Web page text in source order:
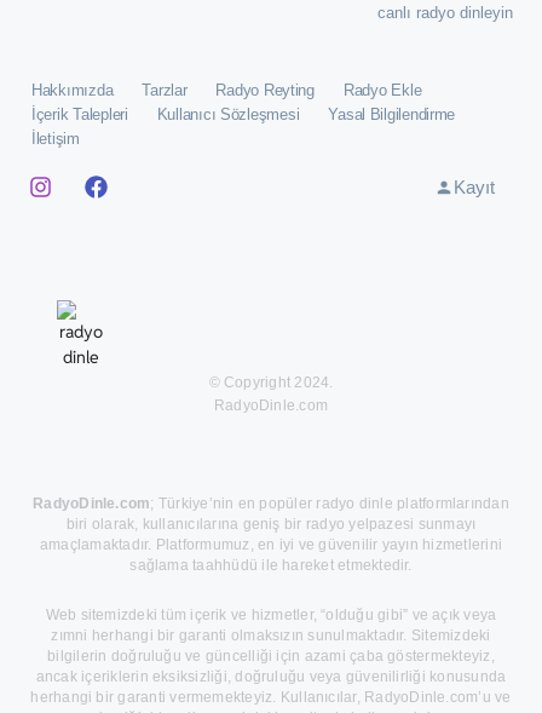
canlı radyo dinleyin
Hakkımızda Tarzlar Radyo Reyting
Radyo Ekle
İçerik Talepleri
Kullanıcı Sözleşmesi
Yasal Bilgilendirme
İletişim
Kayıt
© Copyright 2024.
RadyoDinle.com
RadyoDinle.com; Türkiye’nin en popüler radyo dinle platformlarından
biri olarak, kullanıcılarına geniş bir radyo yelpazesi sunmayı
amaçlamaktadır. Platformumuz, en iyi ve güvenilir yayın hizmetlerini
sağlama taahhüdü ile hareket etmektedir.
Web sitemizdeki tüm içerik ve hizmetler, “olduğu gibi” ve açık veya
zımni herhangi bir garanti olmaksızın sunulmaktadır. Sitemizdeki
bilgilerin doğruluğu ve güncelliği için azami çaba göstermekteyiz,
ancak içeriklerin eksiksizliği, doğruluğu veya güvenilirliği konusunda
herhangi bir garanti vermemekteyiz. Kullanıcılar, RadyoDinle.com’u ve